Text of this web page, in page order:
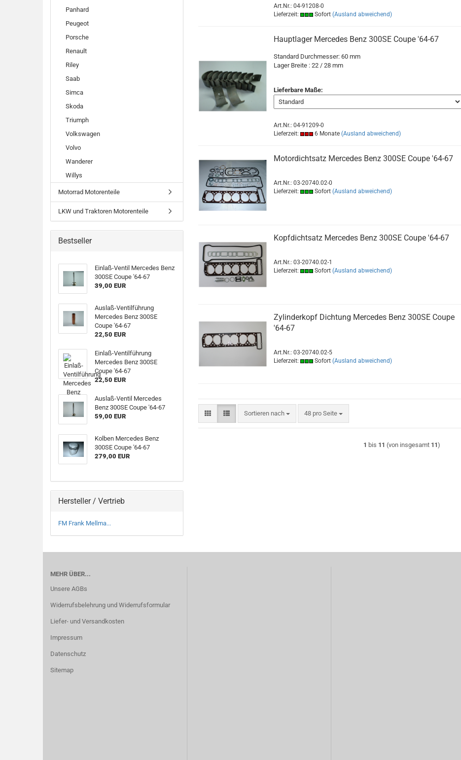
Art.Nr.: 04-91208-0
Lieferzeit:
Sofort (Ausland abweichend)
Hauptlager Mercedes Benz 300SE Coupe '64-67
Standard Durchmesser: 60 mm
Lager Breite : 22 / 28 mm
Lieferbare Maße:
Art.Nr.: 04-91209-0
Lieferzeit:
6 Monate (Ausland abweichend)
Motordichtsatz Mercedes Benz 300SE Coupe '64-67
Art.Nr.: 03-20740.02-0
Lieferzeit:
Sofort (Ausland abweichend)
Kopfdichtsatz Mercedes Benz 300SE Coupe '64-67
Art.Nr.: 03-20740.02-1
Lieferzeit:
Sofort (Ausland abweichend)
Zylinderkopf Dichtung Mercedes Benz 300SE Coupe
'64-67
Art.Nr.: 03-20740.02-5
Lieferzeit:
Sofort (Ausland abweichend)
Sortieren nach
Sortieren nach 48 pro Seite
pro Seite
1 bis 11 (von insgesamt 11)
Panhard
Peugeot
Porsche
Renault
Riley
Saab
Simca
Skoda
Triumph
Volkswagen
Volvo
Wanderer
Willys
Motorrad Motorenteile
LKW und Traktoren Motorenteile
Bestseller
Einlaß-Ventil Mercedes Benz
300SE Coupe '64-67
39,00 EUR
Auslaß-Ventilführung
Mercedes Benz 300SE
Coupe '64-67
22,50 EUR
Einlaß-Ventilführung
Mercedes Benz 300SE
Coupe '64-67
22,50 EUR
Auslaß-Ventil Mercedes
Benz 300SE Coupe '64-67
59,00 EUR
Kolben Mercedes Benz
300SE Coupe '64-67
279,00 EUR
Hersteller / Vertrieb
FM Frank Mellma...
MEHR ÜBER...
Unsere AGBs
Widerrufsbelehrung und Widerrufsformular
Liefer- und Versandkosten
Impressum
Datenschutz
Sitemap